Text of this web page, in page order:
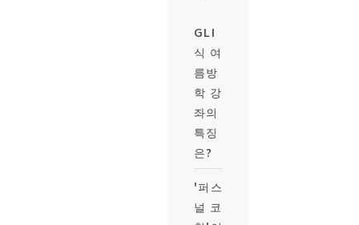
GLI
식 여
름방
학 강
좌의
특징
은?
'퍼스
널 코